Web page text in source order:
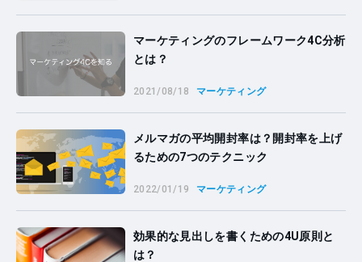
マーケティングのフレームワーク4C分析
とは？
2021/08/18 マーケティング
メルマガの平均開封率は？開封率を上げ
るための7つのテクニック
2022/01/19 マーケティング
効果的な見出しを書くための4U原則と
は？